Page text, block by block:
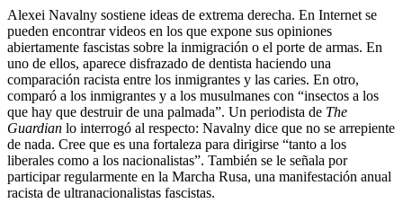
Alexei Navalny sostiene ideas de extrema derecha. En Internet se
pueden encontrar videos en los que expone sus opiniones
abiertamente fascistas sobre la inmigración o el porte de armas. En
uno de ellos, aparece disfrazado de dentista haciendo una
comparación racista entre los inmigrantes y las caries. En otro,
comparó a los inmigrantes y a los musulmanes con “insectos a los
que hay que destruir de una palmada”. Un periodista de The
Guardian lo interrogó al respecto: Navalny dice que no se arrepiente
de nada. Cree que es una fortaleza para dirigirse “tanto a los
liberales como a los nacionalistas”. También se le señala por
participar regularmente en la Marcha Rusa, una manifestación anual
racista de ultranacionalistas fascistas.